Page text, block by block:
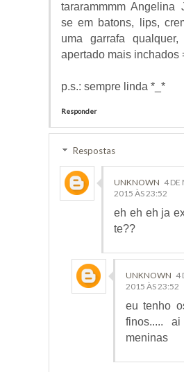
tararammmm Angelina
se em batons, lips,
uma garrafa
apertado mais inchados
p.s.: sempre linda *_*
Responder
Respostas
UNKNOWN 4 DE
2015 ÀS 23:52
eh eh eh ja
te??
UNKNOWN 4
2015 ÀS 23:52
eu tenho
finos.....
meninas